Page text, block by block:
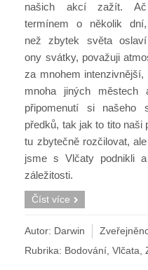
našich akcí zažít. Ač
termínem o několik dní,
než zbytek světa oslaví
ony svátky, považuji
za mnohem
mnoha jiných městech
připomenutí si našeho
předků, tak jak to tito naši
tu zbytečně rozčilovat,
jsme s Vlčaty podnikli
záležitosti.
Číst více
Autor: Darwin
Rubrika: Bodování,Vlčata,